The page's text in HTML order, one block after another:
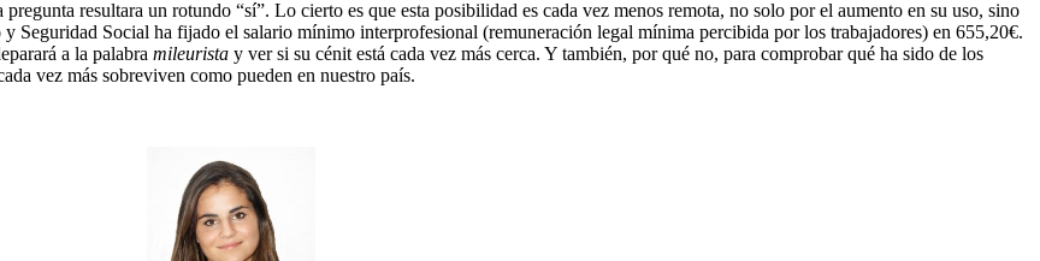
resultara un rotundo “sí”. Lo cierto es que esta posibilidad es cada vez menos remota, no solo por el aumento en su uso, sino
Seguridad Social ha fijado el salario mínimo interprofesional (remuneración legal mínima percibida por los trabajadores) en 655,20€.
a la palabra mileurista y ver si su cénit está cada vez más cerca. Y también, por qué no, para comprobar qué ha sido de los
vez más sobreviven como pueden en nuestro país.